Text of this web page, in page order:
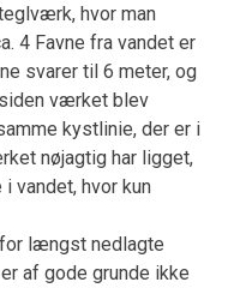
hvor man
4 Favne fra vandet er
svarer til 6 meter, og
værket blev
kystlinie, der er i
nøjagtig har ligget,
vandet, hvor kun
længst nedlagte
af gode grunde ikke